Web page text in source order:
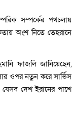
সম্পর্কের পথচলায়
অংশ নিতে তেহরানে
ফাজলি জানিয়েছেন,
ওপর নতুন করে সার্ভিস
দেশ ইরানের পাশে